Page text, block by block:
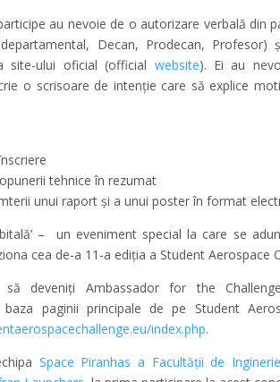
au nevoie de o autorizare verbală din
Decan, Prodecan, Profesor)
site-ului oficial (official website). Ei au
o scrisoare de intenție care să explice
tehnice în rezumat
unui raport și a unui poster în format
– un eveniment special la care se
cea de-a 11-a ediția a Student Aerospace
deveniți Ambassador for the
paginii principale de pe Student
index.php.
Space Piranhas a Facultății de